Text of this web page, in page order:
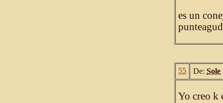
es un
55 De: Sole
Yo creo k